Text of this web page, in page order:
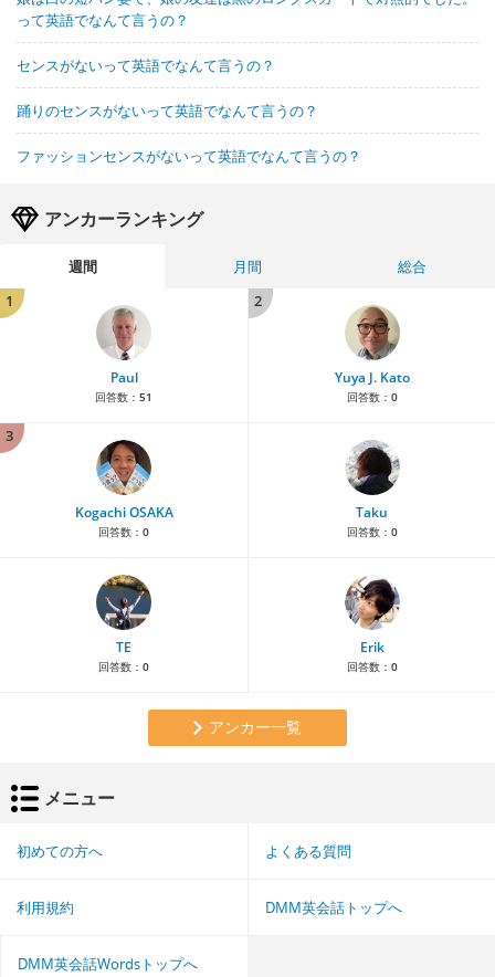
って英語でなんて言うの？
センスがないって英語でなんて言うの？
踊りのセンスがないって英語でなんて言うの？
ファッションセンスがないって英語でなんて言うの？
アンカーランキング
週間 月間
総合
1
Paul
回答数： 51
2
Yuya J. Kato
回答数： 0
3
Kogachi OSAKA
回答数： 0
Taku
回答数： 0
TE
回答数： 0
Erik
回答数： 0
アンカー一覧
メニュー
初めての方へ よくある質問
利用規約 DMM英会話トップへ
DMM英会話Wordsトップへ